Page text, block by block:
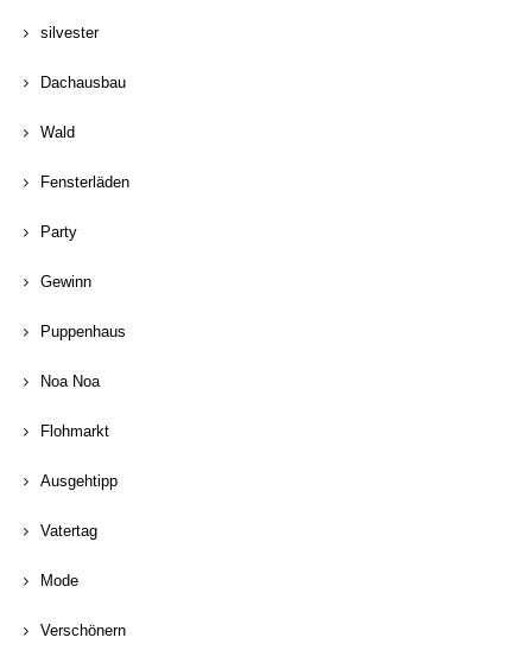
silvester
Dachausbau
Wald
Fensterläden
Party
Gewinn
Puppenhaus
Noa Noa
Flohmarkt
Ausgehtipp
Vatertag
Mode
Verschönern